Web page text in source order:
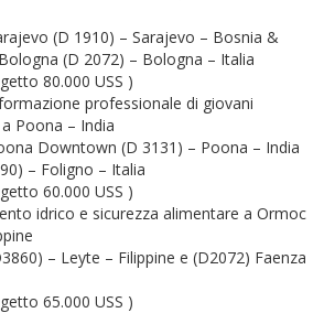
(D 1910) – Sarajevo – Bosnia &
(D 2072) – Bologna – Italia
80.000 USS )
professionale di giovani
Poona – India
Downtown (D 3131) – Poona – India
– Foligno – Italia
60.000 USS )
idrico e sicurezza alimentare a Ormoc
– Leyte – Filippine e (D2072) Faenza
65.000 USS )